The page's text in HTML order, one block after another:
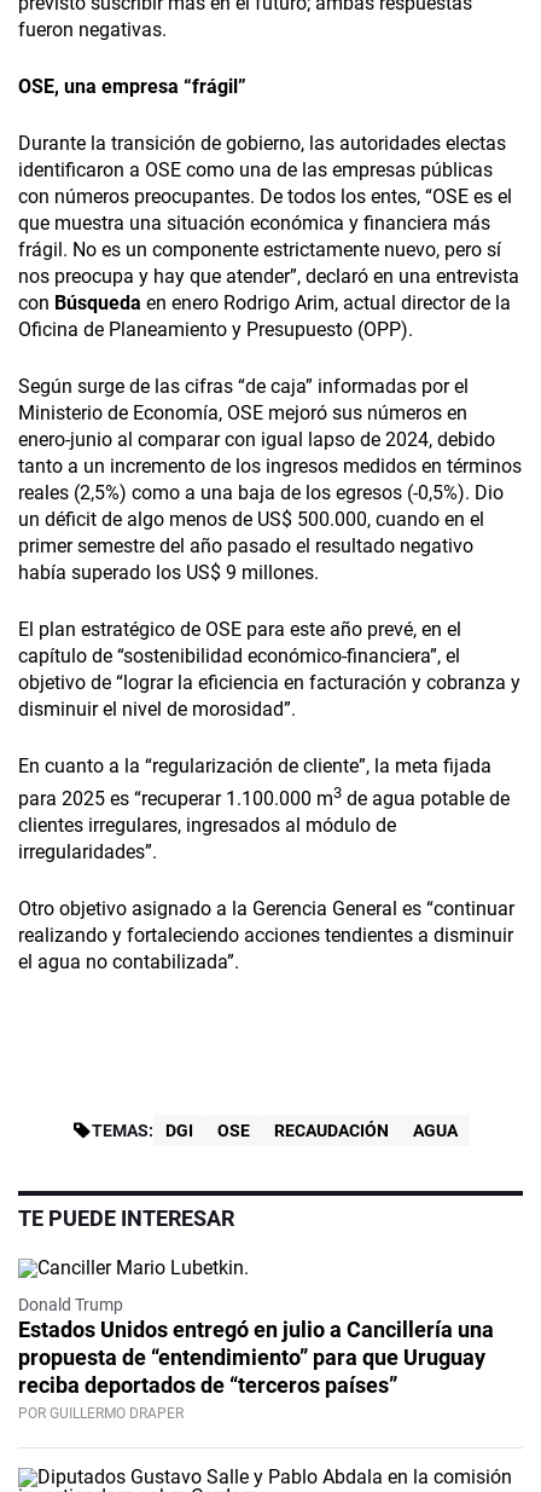
fueron negativas.
OSE, una empresa “frágil”
Durante la transición de gobierno, las autoridades electas
identificaron a OSE como una de las empresas públicas
con números preocupantes. De todos los entes, “OSE es el
que muestra una situación económica y financiera más
frágil. No es un componente estrictamente nuevo, pero sí
nos preocupa y hay que atender”, declaró en una entrevista
con Búsqueda en enero Rodrigo Arim, actual director de la
Oficina de Planeamiento y Presupuesto (OPP).
Según surge de las cifras “de caja” informadas por el
Ministerio de Economía, OSE mejoró sus números en
enero-junio al comparar con igual lapso de 2024, debido
tanto a un incremento de los ingresos medidos en términos
reales (2,5%) como a una baja de los egresos (-0,5%). Dio
un déficit de algo menos de US$ 500.000, cuando en el
primer semestre del año pasado el resultado negativo
había superado los US$ 9 millones.
El plan estratégico de OSE para este año prevé, en el
capítulo de “sostenibilidad económico-financiera”, el
objetivo de “lograr la eficiencia en facturación y cobranza y
disminuir el nivel de morosidad”.
En cuanto a la “regularización de cliente”, la meta fijada
para 2025 es “recuperar 1.100.000 m3 de agua potable de
clientes irregulares, ingresados al módulo de
irregularidades”.
Otro objetivo asignado a la Gerencia General es “continuar
realizando y fortaleciendo acciones tendientes a disminuir
el agua no contabilizada”.
TEMAS: DGI OSE RECAUDACIÓN AGUA
TE PUEDE INTERESAR
Donald Trump
Estados Unidos entregó en julio a Cancillería una
propuesta de “entendimiento” para que Uruguay
reciba deportados de “terceros países”
POR GUILLERMO DRAPER